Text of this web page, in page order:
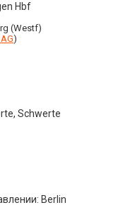
Hbf
(Westf)
)
Schwerte
Berlin